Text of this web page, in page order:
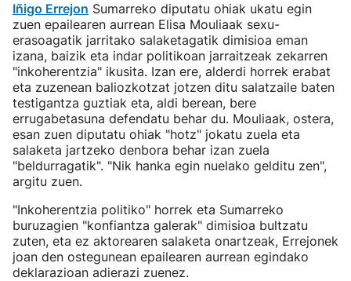
Iñigo Errejon Sumarreko diputatu ohiak ukatu egin
zuen epailearen aurrean Elisa Mouliaak sexu-
erasoagatik jarritako salaketagatik dimisioa eman
izana, baizik eta indar politikoan jarraitzeak zekarren
"inkoherentzia" ikusita. Izan ere, alderdi horrek erabat
eta zuzenean baliozkotzat jotzen ditu salatzaile baten
testigantza guztiak eta, aldi berean, bere
errugabetasuna defendatu behar du. Mouliaak, ostera,
esan zuen diputatu ohiak "hotz" jokatu zuela eta
salaketa jartzeko denbora behar izan zuela
"beldurragatik". "Nik hanka egin nuelako gelditu zen",
argitu zuen.
"Inkoherentzia politiko" horrek eta Sumarreko
buruzagien "konfiantza galerak" dimisioa bultzatu
zuten, eta ez aktorearen salaketa onartzeak, Errejonek
joan den ostegunean epailearen aurrean egindako
deklarazioan adierazi zuenez.